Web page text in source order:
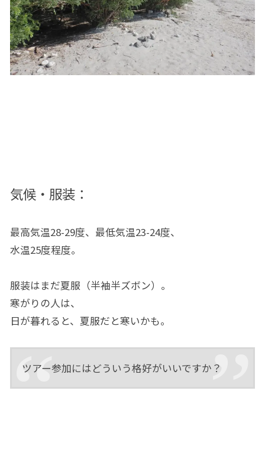
気候・服装：
最高気温28-29度、最低気温23-24度、
水温25度程度。
服装はまだ夏服（半袖半ズボン）。
寒がりの人は、
日が暮れると、夏服だと寒いかも。
ツアー参加にはどういう格好がいいですか？